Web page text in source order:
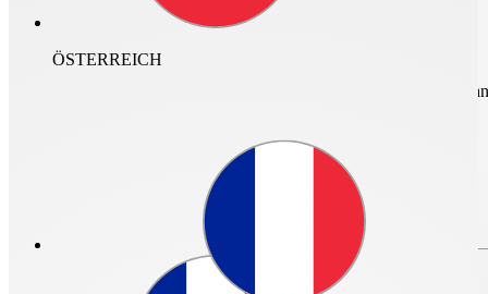
mehr Infos und
ÖSTERREICH